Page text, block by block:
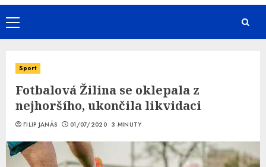
Primary
Menu
Sport
Fotbalová Žilina se oklepala z
nejhoršího, ukončila likvidaci
FILIP JANÁS 01/07/2020 3 MINUTY